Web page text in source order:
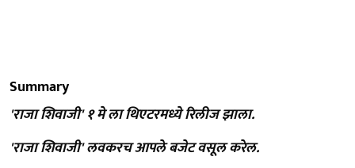
Summary
'राजा शिवाजी' १ मे ला थिएटरमध्ये रिलीज झाला.
'राजा शिवाजी' लवकरच आपले बजेट वसूल करेल.